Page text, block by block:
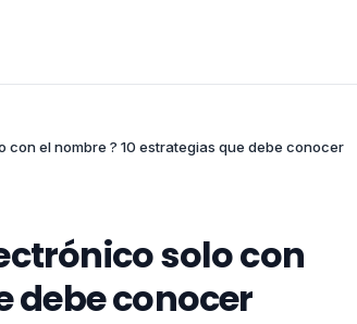
el nombre ? 10 estrategias que debe conocer
solo con
debe conocer